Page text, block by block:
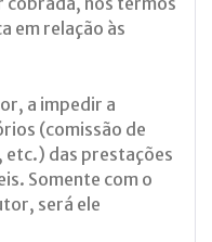
em relação às
a impedir a
(comissão de
etc.) das prestações
Somente com o
será ele